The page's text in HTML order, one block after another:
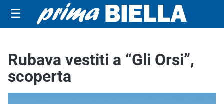
☰
Rubava vestiti a “Gli Orsi”,
scoperta